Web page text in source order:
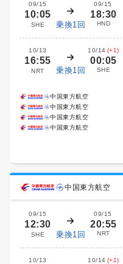
09/15
10:05
SHE 乗換1回
09/15
18:30
HND
10/13
16:55
NRT 乗換1回
10/14 (+1)
00:05
SHE
中国東方航空
中国東方航空
中国東方航空
中国東方航空
中国東方航空
09/15
12:30
SHE 乗換1回
09/15
20:55
NRT
10/13 10/14 (+1)